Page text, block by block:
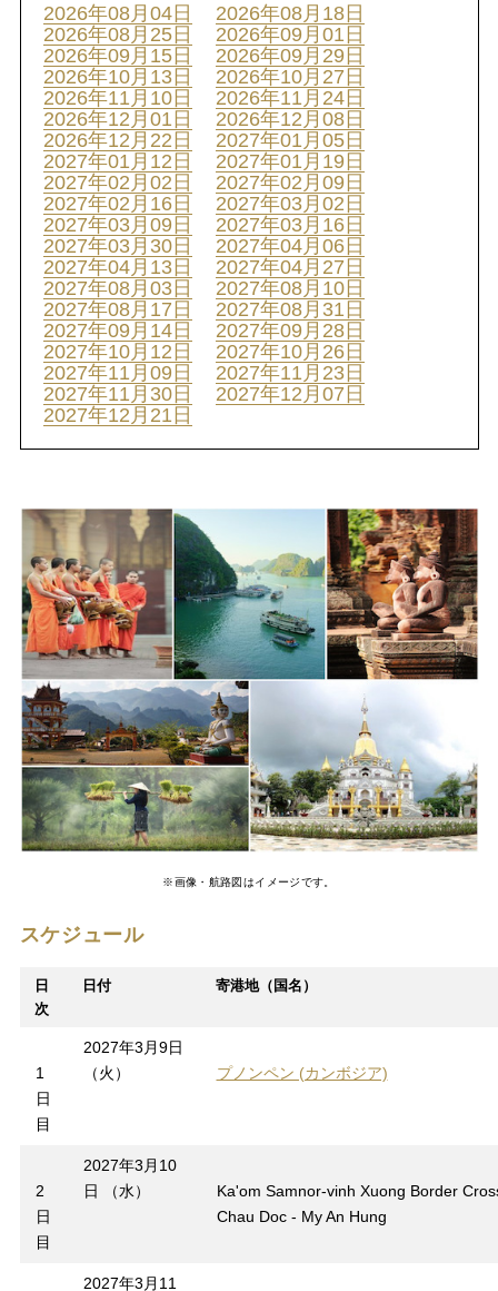
2026年08月04日
2026年08月18日
2026年08月25日
2026年09月01日
2026年09月15日
2026年09月29日
2026年10月13日
2026年10月27日
2026年11月10日
2026年11月24日
2026年12月01日
2026年12月08日
2026年12月22日
2027年01月05日
2027年01月12日
2027年01月19日
2027年02月02日
2027年02月09日
2027年02月16日
2027年03月02日
2027年03月09日
2027年03月16日
2027年03月30日
2027年04月06日
2027年04月13日
2027年04月27日
2027年08月03日
2027年08月10日
2027年08月17日
2027年08月31日
2027年09月14日
2027年09月28日
2027年10月12日
2027年10月26日
2027年11月09日
2027年11月23日
2027年11月30日
2027年12月07日
2027年12月21日
※画像・航路図はイメージです。
スケジュール
日
次
日付 寄港地（国名）
1
日
目
2027年3月9日
（火）
プノンペン (カンボジア)
2
日
目
2027年3月10
日 （水）
Ka'om Samnor-vinh Xuong Border
Chau Doc - My An Hung
2027年3月11